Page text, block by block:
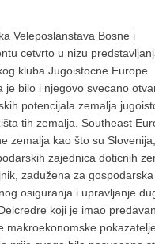
Veleposlanstava Bosne i
cetvrto u nizu
kluba Jugoistocne Europe
je bilo i njegovo svecano
potencijala zemalja
tih zemalja. Southeast
zemalja kao što su Slovenija,
zajednica doticnih
zadužena za
osiguranja i upravljanje
koji je imao
makroekonomske